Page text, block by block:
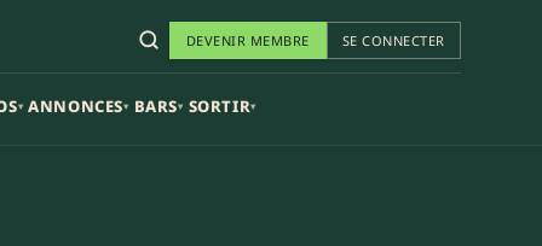
DEVENIR MEMBRE SE CONNECTER
▾ ANNONCES▾ BARS▾ SORTIR▾